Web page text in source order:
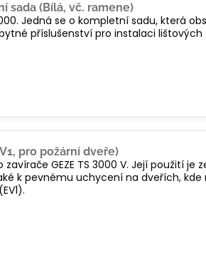
sada (Bílá, vč. ramene)
Jedná se o kompletní sadu, která
příslušenství pro instalaci
pro požární dveře)
GEZE TS 3000 V. Její použití je
k pevnému uchycení na dveřích,